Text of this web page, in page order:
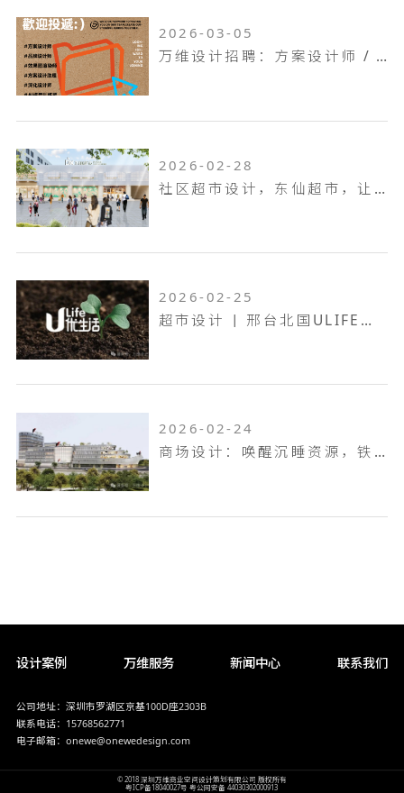
2026-03-05
万维设计招聘：方案设计师 / 方案设计助理...
2026-02-28
社区超市设计，东仙超市，让生活回归本真！
2026-02-25
超市设计 | 邢台北国ULIFE，共生共融，工业底色的烟火叙事！
2026-02-24
商场设计：唤醒沉睡资源，铁岭双燕天河城，狂揽 9.6 万客流
设计案例 万维服务 新闻中心 联系我们
公司地址：深圳市罗湖区京基100D座2303B
联系电话：15768562771
电子邮箱：onewe@onewedesign.com
© 2018 深圳万维商业空间设计策划有限公司 版权所有
粤ICP备18040027号 粤公网安备 44030302000913